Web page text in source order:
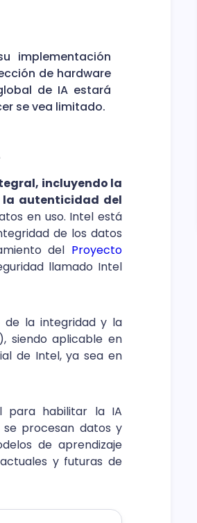
implementación
de hardware
de IA estará
se vea limitado.
incluyendo la
la autenticidad del
en uso. Intel está
de los datos
del Proyecto
llamado Intel
de la integridad y la
siendo aplicable en
de Intel, ya sea en
para habilitar la IA
se procesan datos y
de aprendizaje
y futuras de